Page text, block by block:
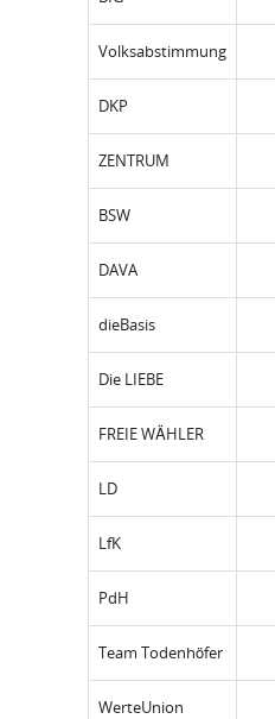
Volksabstimmung
DKP
ZENTRUM
BSW
DAVA
dieBasis
Die LIEBE
FREIE WÄHLER
LD
LfK
PdH
Team Todenhöfer
WerteUnion